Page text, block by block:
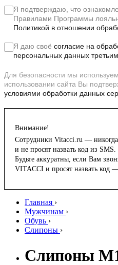
Я подтверждаю, что
Правилами Программы
Политикой в отношении
Я даю своё согласие на
персональных данных
Для безопасности мы
использовании сайта Вы
условиями обработки данных
Внимание!
Сотрудники Vitacci.ru — никогда
и не просят назвать код из SMS.
Будьте аккуратны, если Вам
VITACCI и просят назвать код
Главная ›
Мужчинам ›
Обувь ›
Слипоны ›
Слипоны